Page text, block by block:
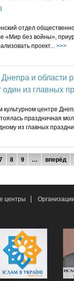
отдел
«Мир без войны»,
проект... >>>
и области
один из главных
культурном центре
праздничная
из главных
8 9 … вперёд
центры Организации